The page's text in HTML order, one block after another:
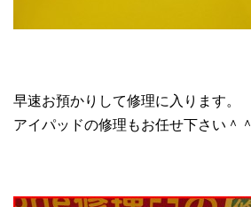
早速お預かりして修理に入ります。
アイパッドの修理もお任せ下さい＾＾